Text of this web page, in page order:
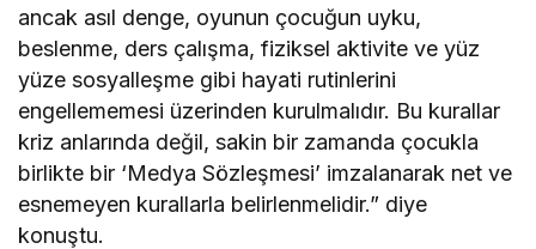
ancak asıl denge, oyunun çocuğun uyku,
beslenme, ders çalışma, fiziksel aktivite ve yüz
yüze sosyalleşme gibi hayati rutinlerini
engellememesi üzerinden kurulmalıdır. Bu kurallar
kriz anlarında değil, sakin bir zamanda çocukla
birlikte bir ‘Medya Sözleşmesi’ imzalanarak net ve
esnemeyen kurallarla belirlenmelidir.” diye
konuştu.